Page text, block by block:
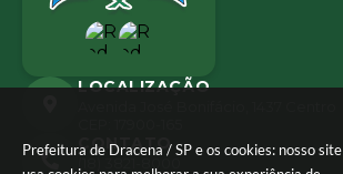
Prefeitura de Dracena / SP e os cookies: nosso site
LOCALIZAÇÃO
CONTATO